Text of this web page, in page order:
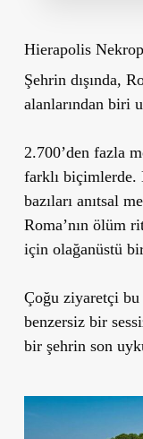
Hierapolis
Şehrin dışında,
alanlarından biri
2.700’den fazla
farklı biçimlerde.
bazıları anıtsal
Roma’nın ölüm
için olağanüstü
Çoğu ziyaretçi bu
benzersiz bir
bir şehrin son